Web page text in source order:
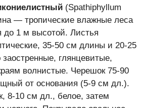
(Spathiphyllum
— тропические влажные леса
до 1 м высотой. Листья
35-50 см длины и 20-25
глянцевитые,
волнистые. Черешок 75-90
от основания (5-9 см дл.).
8-10 см дл., белое, затем